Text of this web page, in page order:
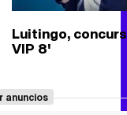
Luitingo,
VIP 8'
anuncios